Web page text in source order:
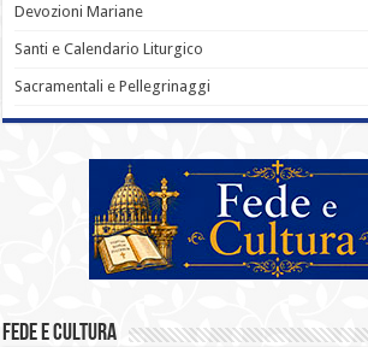
Devozioni Mariane
Santi e Calendario Liturgico
Sacramentali e Pellegrinaggi
Fede e Cultura